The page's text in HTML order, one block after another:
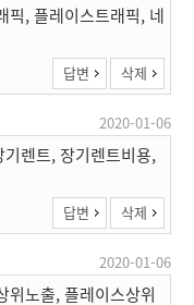
픽, 플레이스트래픽, 네
답변 삭제
2020-01-06
기렌트, 장기렌트비용,
답변 삭제
2020-01-06
위노출, 플레이스상위